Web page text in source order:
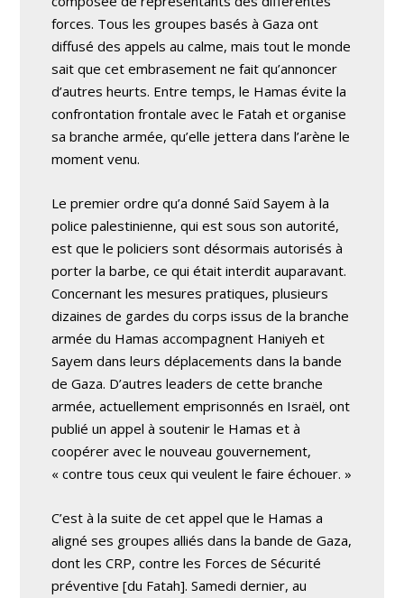
forces. Tous les groupes basés à Gaza ont
diffusé des appels au calme, mais tout le monde
sait que cet embrasement ne fait qu’annoncer
d’autres heurts. Entre temps, le Hamas évite la
confrontation frontale avec le Fatah et organise
sa branche armée, qu’elle jettera dans l’arène le
moment venu.
Le premier ordre qu’a donné Saïd Sayem à la
police palestinienne, qui est sous son autorité,
est que le policiers sont désormais autorisés à
porter la barbe, ce qui était interdit auparavant.
Concernant les mesures pratiques, plusieurs
dizaines de gardes du corps issus de la branche
armée du Hamas accompagnent Haniyeh et
Sayem dans leurs déplacements dans la bande
de Gaza. D’autres leaders de cette branche
armée, actuellement emprisonnés en Israël, ont
publié un appel à soutenir le Hamas et à
coopérer avec le nouveau gouvernement,
« contre tous ceux qui veulent le faire échouer. »
C’est à la suite de cet appel que le Hamas a
aligné ses groupes alliés dans la bande de Gaza,
dont les CRP, contre les Forces de Sécurité
préventive [du Fatah]. Samedi dernier, au